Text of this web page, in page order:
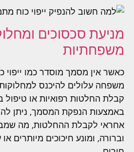
מניעת סכסוכים
משפחתיות
כאשר אין מסמך מוסדר כמו ייפוי
משפחה עלולים להיכנס למחלוקות
קבלת החלטות רפואיות או טיפול
באמצעות הנפקת המסמך, ניתן
אחראי לקבלת ההחלטות, מה
וברורה, ומונע חיכוכים מיותרים